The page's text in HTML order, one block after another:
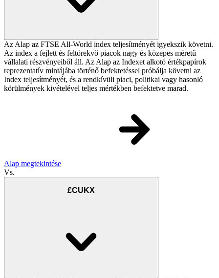
Az Alap az FTSE All-World index teljesítményét igyekszik követni.
Az index a fejlett és feltörekvő piacok nagy és közepes méretű
vállalati részvényeiből áll. Az Alap az Indexet alkotó értékpapírok
reprezentatív mintájába történő befektetéssel próbálja követni az
Index teljesítményét, és a rendkívüli piaci, politikai vagy hasonló
körülmények kivételével teljes mértékben befektetve marad.
Alap megtekintése
Vs.
£CUKX